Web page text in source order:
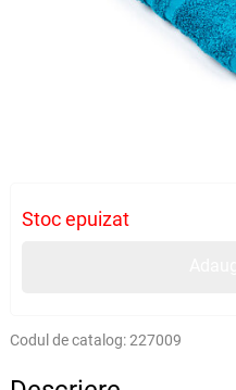
Stoc epuizat
Codul de catalog:227009